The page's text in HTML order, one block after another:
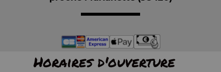
Horaires d'ouverture